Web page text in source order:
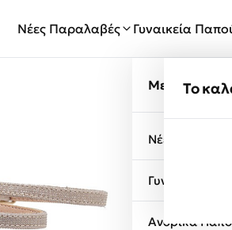
Νέες Παραλαβές
Γυναικεία
Μενού
Νέες
Γυναικεία
Ανδρικά
Το